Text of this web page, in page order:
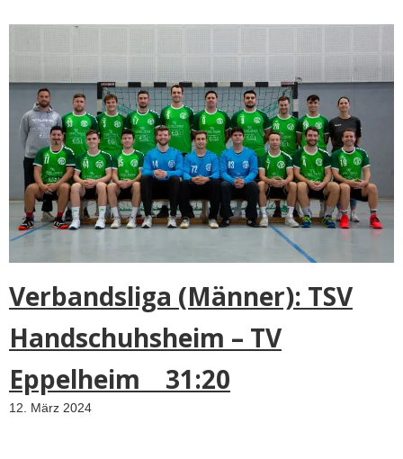
Verbandsliga (Männer): TSV
Handschuhsheim – TV
Eppelheim 31:20
12. März 2024